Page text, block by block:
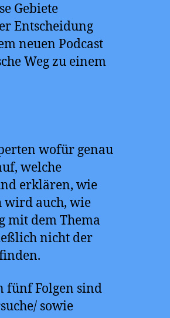
Gebiete
Entscheidung
neuen Podcast
Weg zu einem
wofür genau
welche
erklären, wie
wird auch, wie
mit dem Thema
nicht der
fünf Folgen sind
sowie